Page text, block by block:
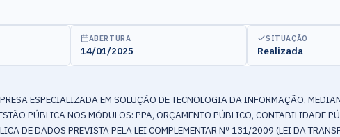
ABERTURA
14/01/2025
SITUAÇÃO
Realizada
ESPECIALIZADA EM SOLUÇÃO DE TECNOLOGIA DA INFORMAÇÃO,
PÚBLICA NOS MÓDULOS: PPA, ORÇAMENTO PÚBLICO, CONTABILIDADE
DE DADOS PREVISTA PELA LEI COMPLEMENTAR Nº 131/2009 (LEI DA